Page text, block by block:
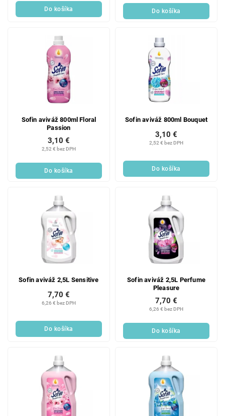
Do košíka Do košíka
Sofin aviváž 800ml Floral
Passion
2,52 € bez DPH
3,10 €
Do košíka
Sofin aviváž 800ml Bouquet
2,52 € bez DPH
3,10 €
Do košíka
Sofin aviváž 2,5L Sensitive
6,26 € bez DPH
7,70 €
Do košíka
Sofin aviváž 2,5L Perfume
Pleasure
6,26 € bez DPH
7,70 €
Do košíka